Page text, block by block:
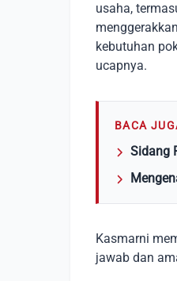
usaha,
kebutuhan
ucapnya.
BACA
Sidang
Kasmarni
jawab dan